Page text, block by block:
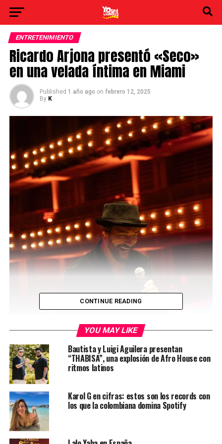
ENTRETENIMIENTO
Ricardo Arjona presentó «Seco»
en una velada íntima en Miami
Published 1 año ago on febrero 12, 2025
By K
Ricardo Arjona presenta «Seco»/ cortesía
Ricardo Arjona deslumbró en una noche única en Miami
CONTINUE READING
YOU MAY LIKE
Bautista y Luigi Aguilera presentan
“THABISA”, una explosión de Afro House con
ritmos latinos
Karol G en cifras: estos son los records con
los que la colombiana domina Spotify